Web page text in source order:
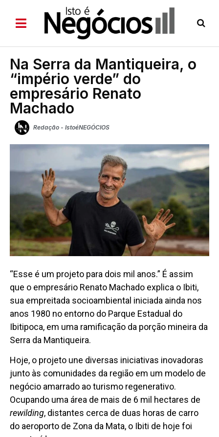
Na Serra da Mantiqueira, o
“império verde” do
empresário Renato
Machado
Redação - IstoéNEGÓCIOS
“Esse é um projeto para dois mil anos.” É assim
que o empresário Renato Machado explica o Ibiti,
sua empreitada socioambiental iniciada ainda nos
anos 1980 no entorno do Parque Estadual do
Ibitipoca, em uma ramificação da porção mineira da
Serra da Mantiqueira.
Hoje, o projeto une diversas iniciativas inovadoras
junto às comunidades da região em um modelo de
negócio amarrado ao turismo regenerativo.
Ocupando uma área de mais de 6 mil hectares de
rewilding, distantes cerca de duas horas de carro
do aeroporto de Zona da Mata, o Ibiti de hoje foi